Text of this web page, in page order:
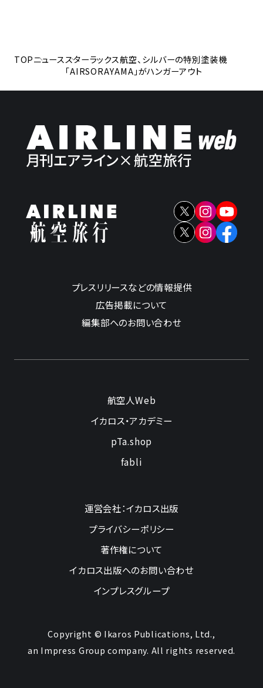
TOPニューススターラックス航空、シルバーの特別塗装機
「AIRSORAYAMA」がハンガーアウト
プレスリリースなどの情報提供
広告掲載について
編集部へのお問い合わせ
航空人Web
イカロス・アカデミー
pTa.shop
fabli
運営会社：イカロス出版
プライバシーポリシー
著作権について
イカロス出版へのお問い合わせ
インプレスグループ
Copyright © Ikaros Publications, Ltd.,
an Impress Group company. All rights reserved.